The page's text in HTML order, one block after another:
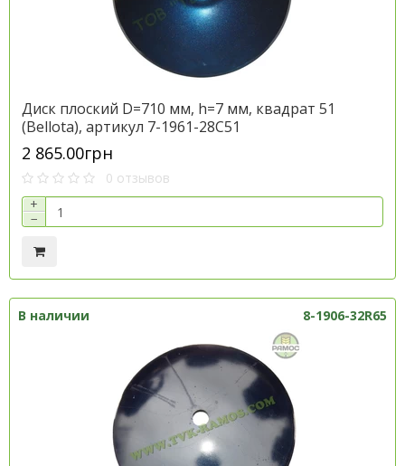
Диск плоский D=710 мм, h=7 мм, квадрат 51
(Bellota), артикул 7-1961-28C51
2 865.00грн
0 отзывов
+
−
В наличии 8-1906-32R65